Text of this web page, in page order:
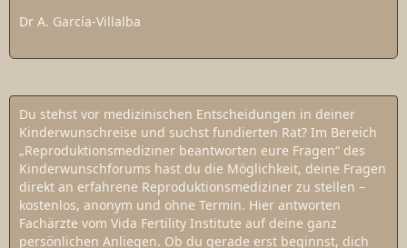
Dr A. García-Villalba
Du stehst vor medizinischen Entscheidungen in deiner
Kinderwunschreise und suchst fundierten Rat? Im Bereich
„Reproduktionsmediziner beantworten eure Fragen“ des
Kinderwunschforums hast du die Möglichkeit, deine Fragen
direkt an erfahrene Reproduktionsmediziner zu stellen –
kostenlos, anonym und ohne Termin. Hier antworten
Fachärzte vom Vida Fertility Institute auf deine ganz
persönlichen Anliegen. Ob du gerade erst beginnst, dich